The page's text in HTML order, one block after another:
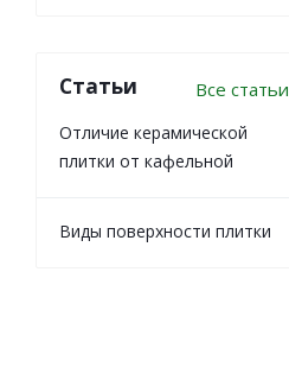
Статьи Все статьи
Отличие керамической
плитки от кафельной
Виды поверхности плитки